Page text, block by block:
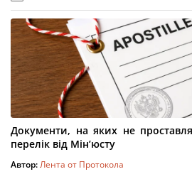
Документи, на яких не
перелік від Мін’юсту
Автор:Лента от Протокола